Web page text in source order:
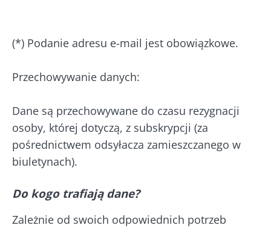
(*) Podanie adresu e-mail jest obowiązkowe.
Przechowywanie danych:
Dane są przechowywane do czasu rezygnacji
osoby, której dotyczą, z subskrypcji (za
pośrednictwem odsyłacza zamieszczanego w
biuletynach).
Do kogo trafiają dane?
Zależnie od swoich odpowiednich potrzeb